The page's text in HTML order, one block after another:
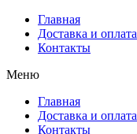
Главная
Доставка и оплата
Контакты
Меню
Главная
Доставка и оплата
Контакты